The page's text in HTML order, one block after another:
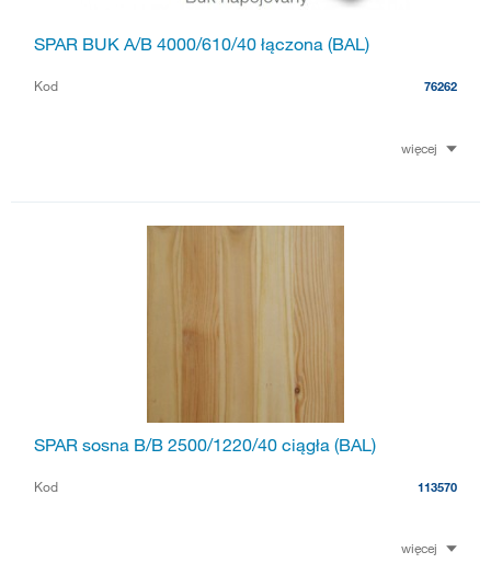
SPAR BUK A/B 4000/610/40 łączona (BAL)
Kod 76262
więcej
SPAR sosna B/B 2500/1220/40 ciągła (BAL)
Kod 113570
więcej